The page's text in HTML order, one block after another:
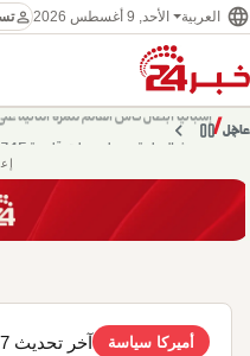
language العربية الأحد, 9 أغسطس 2026 person
عاجل/حديث الساعة: سيناريوهات قادمة 745 chevron_right
pause
chevron_left
أميركا سياسة آخر تحديث 7 June 2026 15:45